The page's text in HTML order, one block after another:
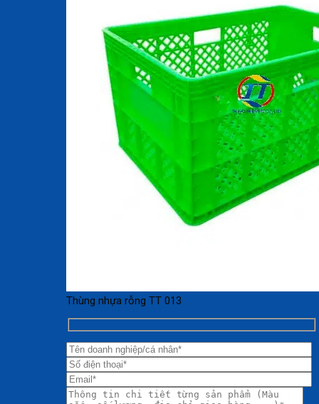
Thùng nhựa rỗng TT 013